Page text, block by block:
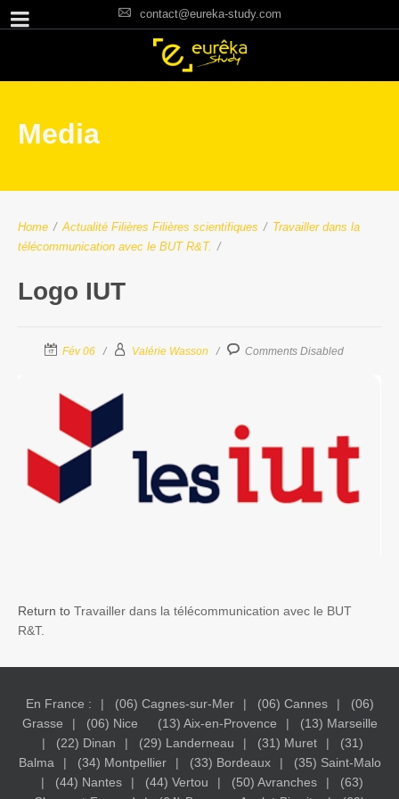
contact@eureka-study.com
Media
Home / Actualité Filières Filières scientifiques / Travailler dans la
télécommunication avec le BUT R&T. /
Logo IUT
Fév 06 Valérie Wasson Comments Disabled
Return to Travailler dans la télécommunication avec le BUT
R&T.
En France : (06) Cagnes-sur-Mer (06) Cannes
(06)
Grasse
(06) Nice (13) Aix-en-Provence
(13) Marseille
(22) Dinan
(29) Landerneau (31) Muret
(31)
Balma
(34) Montpellier (33) Bordeaux
(35) Saint-Malo
(44) Nantes
(44) Vertou (50) Avranches
(63)